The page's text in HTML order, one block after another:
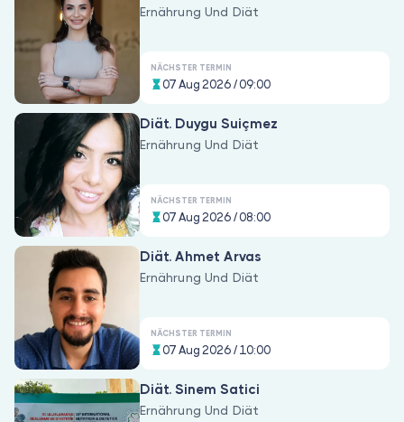
Ernährung Und Diät
NÄCHSTER TERMIN
07 Aug 2026 / 09:00
Diät. Duygu Suiçmez
Ernährung Und Diät
NÄCHSTER TERMIN
07 Aug 2026 / 08:00
Diät. Ahmet Arvas
Ernährung Und Diät
NÄCHSTER TERMIN
07 Aug 2026 / 10:00
Diät. Sinem Satici
Ernährung Und Diät